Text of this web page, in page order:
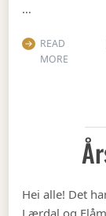
…
READ
MORE
Hei alle! Det